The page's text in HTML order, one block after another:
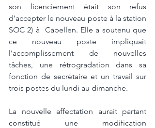
son licenciement était son refus
d’accepter le nouveau poste à la station
SOC 2) à  Capellen. Elle a soutenu que
ce nouveau poste impliquait
l’accomplissement de nouvelles
tâches, une rétrogradation dans sa
fonction de secrétaire et un travail sur
trois postes du lundi au dimanche.
La nouvelle affectation aurait partant
constitué une modification